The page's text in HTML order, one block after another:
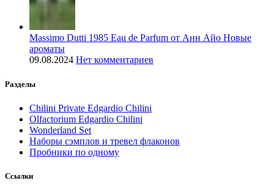
Massimo Dutti 1985 Eau de Parfum от Анн Айо Новые
ароматы
09.08.2024 Нет комментариев
Разделы
Chilini Private Edgardio Chilini
Olfactorium Edgardio Chilini
Wonderland Set
Наборы сэмплов и тревел флаконов
Пробники по одному
Ссылки